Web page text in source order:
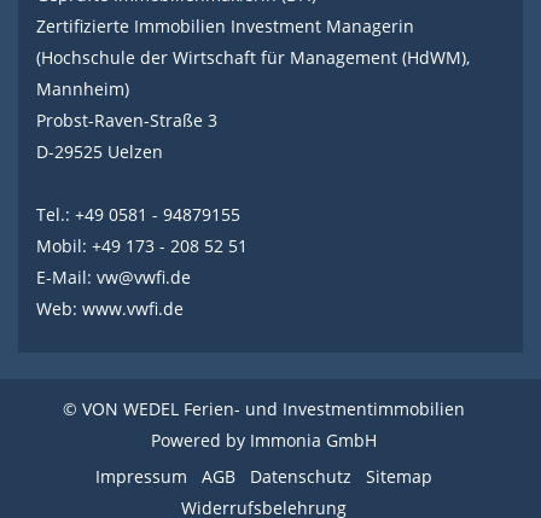
Zertifizierte Immobilien Investment Managerin
(Hochschule der Wirtschaft für Management (HdWM),
Mannheim)
Probst-Raven-Straße 3
D-29525 Uelzen
Tel.: +49 0581 - 94879155
Mobil: +49 173 - 208 52 51
E-Mail: vw@vwfi.de
Web: www.vwfi.de
© VON WEDEL Ferien- und Investmentimmobilien
Powered by Immonia GmbH
Impressum
AGB Datenschutz
Sitemap
Widerrufsbelehrung